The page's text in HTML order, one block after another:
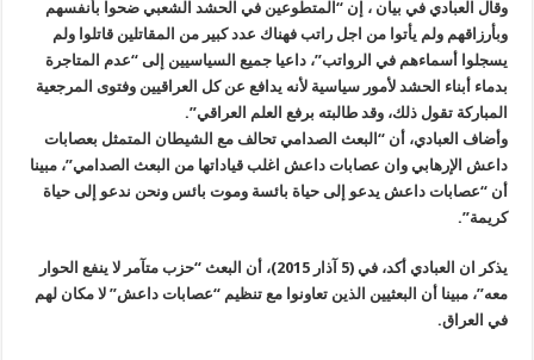
وقال العبادي في بيان ، إن “المتطوعين في الحشد الشعبي ضحوا بأنفسهم
وبأرزاقهم ولم يأتوا من اجل راتب فهناك عدد كبير من المقاتلين قاتلوا ولم
يسجلوا أسماءهم في الرواتب”، داعيا جميع السياسيين إلى “عدم المتاجرة
بدماء أبناء الحشد لأمور سياسية لأنه يدافع عن كل العراقيين وفتوى المرجعية
المباركة تقول ذلك، وقد طالبته برفع العلم العراقي”.
وأضاف العبادي، أن “البعث الصدامي تحالف مع الشيطان المتمثل بعصابات
داعش الإرهابي وان عصابات داعش اغلب قياداتها من البعث الصدامي”، مبينا
أن “عصابات داعش يدعو إلى حياة بائسة وموت بائس ونحن ندعو إلى حياة
كريمة”.
يذكر ان العبادي أكد، في (5 آذار 2015)، أن البعث “حزب متآمر لا ينفع الحوار
معه”، مبينا أن البعثيين الذين تعاونوا مع تنظيم “عصابات داعش” لا مكان لهم
في العراق.